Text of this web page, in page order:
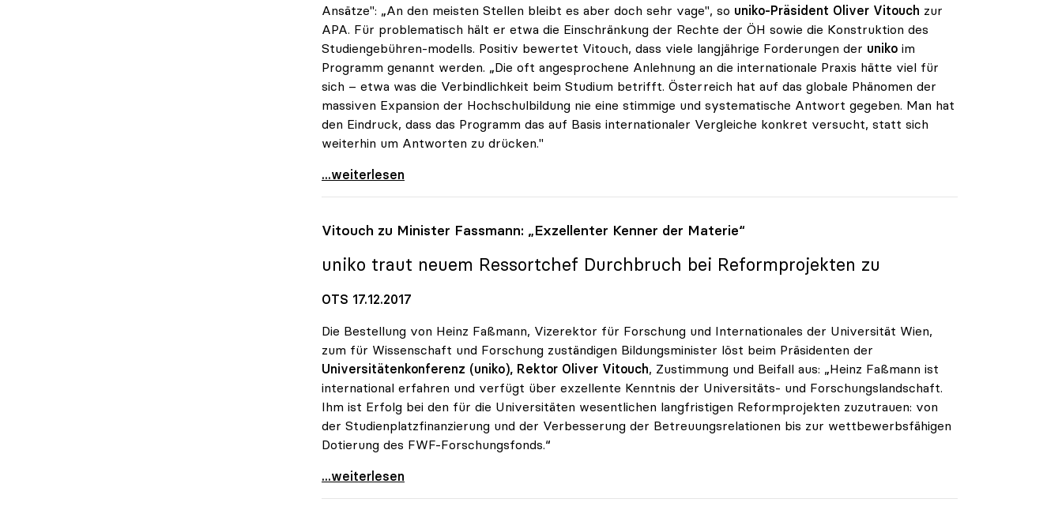
Ansätze": „An den meisten Stellen bleibt es aber doch sehr vage", so uniko-Präsident Oliver Vitouch zur
APA. Für problematisch hält er etwa die Einschränkung der Rechte der ÖH sowie die Konstruktion des
Studiengebühren-modells. Positiv bewertet Vitouch, dass viele langjährige Forderungen der uniko im
Programm genannt werden. „Die oft angesprochene Anlehnung an die internationale Praxis hätte viel für
sich – etwa was die Verbindlichkeit beim Studium betrifft. Österreich hat auf das globale Phänomen der
massiven Expansion der Hochschulbildung nie eine stimmige und systematische Antwort gegeben. Man hat
den Eindruck, dass das Programm das auf Basis internationaler Vergleiche konkret versucht, statt sich
weiterhin um Antworten zu drücken."
Koalition - Programm für uniko noch „sehr vage\"
...weiterlesen
Vitouch zu Minister Fassmann: „Exzellenter Kenner der Materie“
uniko traut neuem Ressortchef Durchbruch bei Reformprojekten zu
OTS 17.12.2017
Die Bestellung von Heinz Faßmann, Vizerektor für Forschung und Internationales der Universität Wien,
zum für Wissenschaft und Forschung zuständigen Bildungsminister löst beim Präsidenten der
Universitätenkonferenz (uniko), Rektor Oliver Vitouch, Zustimmung und Beifall aus: „Heinz Faßmann ist
international erfahren und verfügt über exzellente Kenntnis der Universitäts- und Forschungslandschaft.
Ihm ist Erfolg bei den für die Universitäten wesentlichen langfristigen Reformprojekten zuzutrauen: von
der Studienplatzfinanzierung und der Verbesserung der Betreuungsrelationen bis zur wettbewerbsfähigen
Dotierung des FWF-Forschungsfonds.“
Vitouch zu Minister Fassmann: „Exzellenter Kenner
...weiterlesen